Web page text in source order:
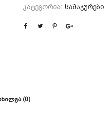
კატეგორია: სამაჯურები
(0)